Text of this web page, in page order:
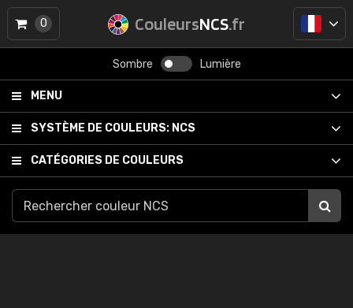
CouleursNCS.fr
Sombre Lumière
MENU
SYSTÈME DE COULEURS: NCS
CATÉGORIES DE COULEURS
0